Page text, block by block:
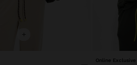
+
Online Exclusive